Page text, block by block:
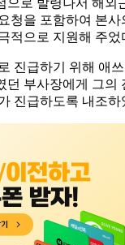
으로 발령나서 해외
청을 포함하여 본사
적으로 지원해 주었
진급하기 위해 애
던 부사장에게 그의
진급하도록 내조하